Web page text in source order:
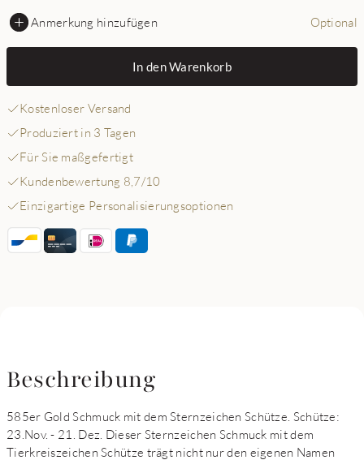
Anmerkung hinzufügen Optional
In den Warenkorb
Kostenloser Versand
Produziert in 3 Tagen
Für Sie maßgefertigt
Kundenbewertung 8,7/10
Einzigartige Personalisierungsoptionen
Beschreibung
585er Gold Schmuck mit dem Sternzeichen Schütze. Schütze:
23.Nov. - 21. Dez. Dieser Sternzeichen Schmuck mit dem
Tierkreiszeichen Schütze trägt nicht nur den eigenen Namen